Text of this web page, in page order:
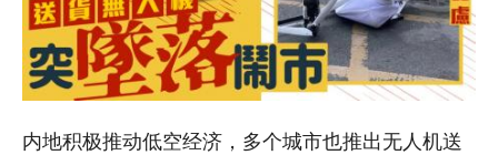
内地积极推动低空经济，多个城市也推出无人机送